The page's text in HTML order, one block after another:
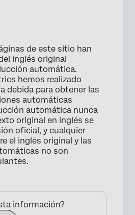
de este sitio han
inglés original
automática.
hemos realizado
debida para obtener las
automáticas
automática nunca
original en inglés se
oficial, y cualquier
el inglés original y las
no son
información?